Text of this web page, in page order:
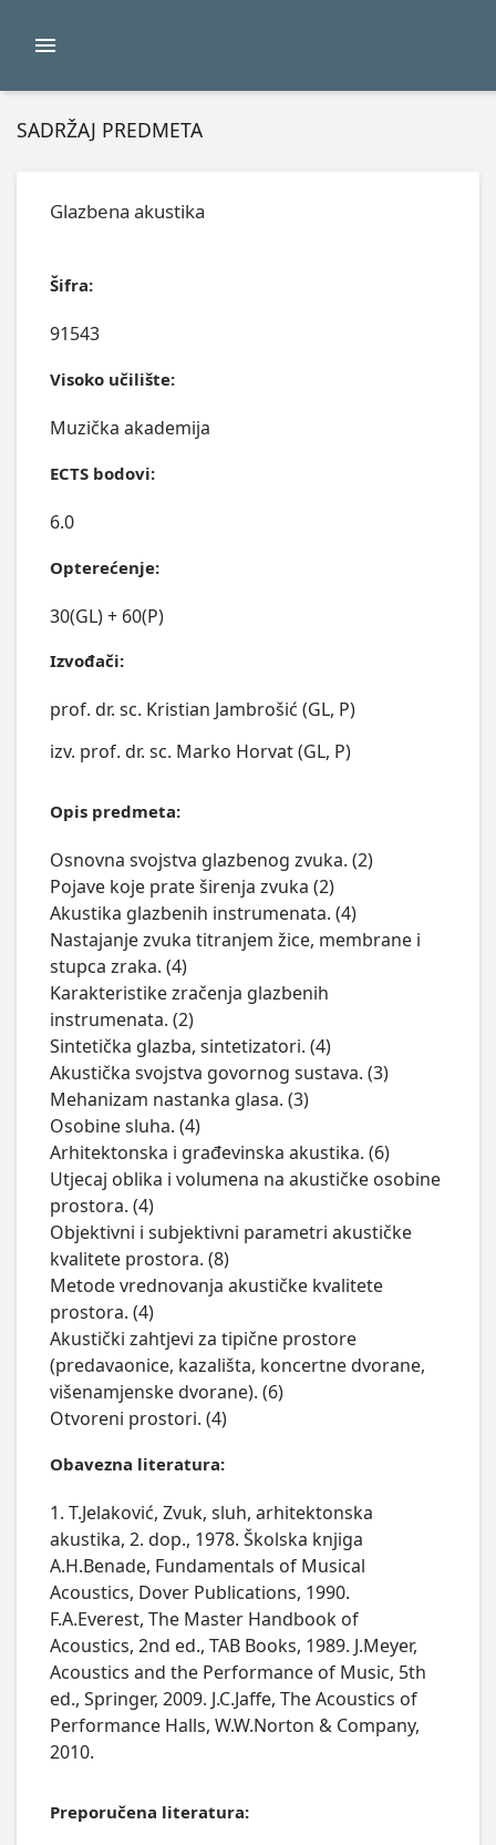
SADRŽAJ PREDMETA
Glazbena akustika
Šifra:
91543
Visoko učilište:
Muzička akademija
ECTS bodovi:
6.0
Opterećenje:
30(GL) + 60(P)
Izvođači:
prof. dr. sc. Kristian Jambrošić (GL, P)
izv. prof. dr. sc. Marko Horvat (GL, P)
Opis predmeta:
Osnovna svojstva glazbenog zvuka. (2)
Pojave koje prate širenja zvuka (2)
Akustika glazbenih instrumenata. (4)
Nastajanje zvuka titranjem žice, membrane i
stupca zraka. (4)
Karakteristike zračenja glazbenih
instrumenata. (2)
Sintetička glazba, sintetizatori. (4)
Akustička svojstva govornog sustava. (3)
Mehanizam nastanka glasa. (3)
Osobine sluha. (4)
Arhitektonska i građevinska akustika. (6)
Utjecaj oblika i volumena na akustičke osobine
prostora. (4)
Objektivni i subjektivni parametri akustičke
kvalitete prostora. (8)
Metode vrednovanja akustičke kvalitete
prostora. (4)
Akustički zahtjevi za tipične prostore
(predavaonice, kazališta, koncertne dvorane,
višenamjenske dvorane). (6)
Otvoreni prostori. (4)
Obavezna literatura:
1. T.Jelaković, Zvuk, sluh, arhitektonska
akustika, 2. dop., 1978. Školska knjiga
A.H.Benade, Fundamentals of Musical
Acoustics, Dover Publications, 1990.
F.A.Everest, The Master Handbook of
Acoustics, 2nd ed., TAB Books, 1989. J.Meyer,
Acoustics and the Performance of Music, 5th
ed., Springer, 2009. J.C.Jaffe, The Acoustics of
Performance Halls, W.W.Norton & Company,
2010.
Preporučena literatura: